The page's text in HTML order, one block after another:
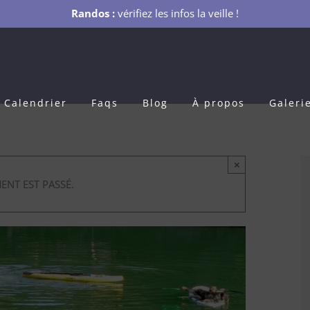
Randos : vérifiez les infos la veille !
Calendrier Faqs Blog À propos
EST PASSÉ.
×